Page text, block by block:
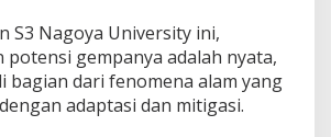
S3 Nagoya University ini,
gempanya adalah nyata,
bagian dari fenomena alam yang
adaptasi dan mitigasi.